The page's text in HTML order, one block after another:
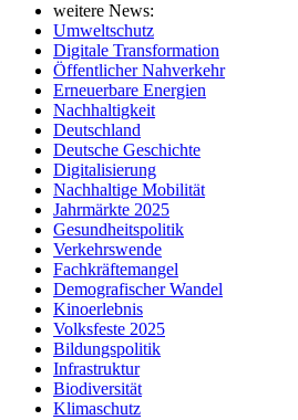
weitere News:
Umweltschutz
Digitale Transformation
Öffentlicher Nahverkehr
Erneuerbare Energien
Nachhaltigkeit
Deutschland
Deutsche Geschichte
Digitalisierung
Nachhaltige Mobilität
Jahrmärkte 2025
Gesundheitspolitik
Verkehrswende
Fachkräftemangel
Demografischer Wandel
Kinoerlebnis
Volksfeste 2025
Bildungspolitik
Infrastruktur
Biodiversität
Klimaschutz